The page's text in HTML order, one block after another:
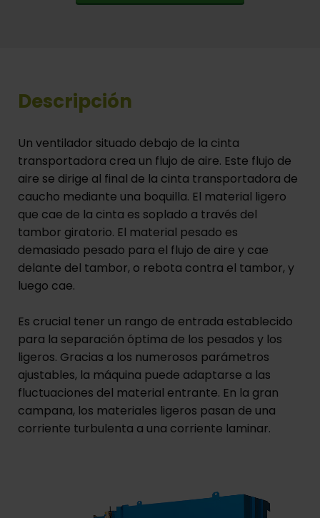
Descripción
Un ventilador situado debajo de la cinta
transportadora crea un flujo de aire. Este flujo de
aire se dirige al final de la cinta transportadora de
caucho mediante una boquilla. El material ligero
que cae de la cinta es soplado a través del
tambor giratorio. El material pesado es
demasiado pesado para el flujo de aire y cae
delante del tambor, o rebota contra el tambor, y
luego cae.
Es crucial tener un rango de entrada establecido
para la separación óptima de los pesados y los
ligeros. Gracias a los numerosos parámetros
ajustables, la máquina puede adaptarse a las
fluctuaciones del material entrante. En la gran
campana, los materiales ligeros pasan de una
corriente turbulenta a una corriente laminar.